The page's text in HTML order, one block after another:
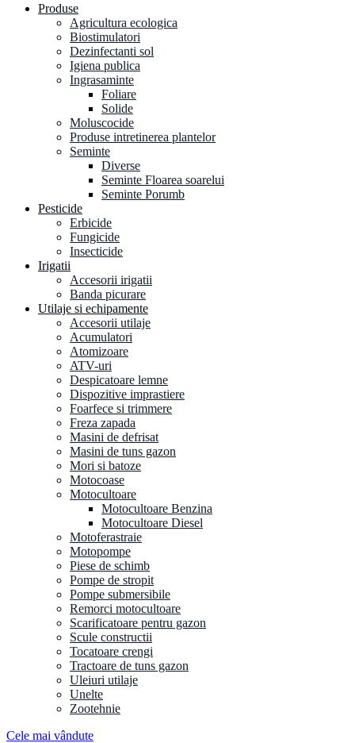
Produse
Agricultura ecologica
Biostimulatori
Dezinfectanti sol
Igiena publica
Ingrasaminte
Foliare
Solide
Moluscocide
Produse intretinerea plantelor
Seminte
Diverse
Seminte Floarea soarelui
Seminte Porumb
Pesticide
Erbicide
Fungicide
Insecticide
Irigatii
Accesorii irigatii
Banda picurare
Utilaje si echipamente
Accesorii utilaje
Acumulatori
Atomizoare
ATV-uri
Despicatoare lemne
Dispozitive imprastiere
Foarfece si trimmere
Freza zapada
Masini de defrisat
Masini de tuns gazon
Mori si batoze
Motocoase
Motocultoare
Motocultoare Benzina
Motocultoare Diesel
Motoferastraie
Motopompe
Piese de schimb
Pompe de stropit
Pompe submersibile
Remorci motocultoare
Scarificatoare pentru gazon
Scule constructii
Tocatoare crengi
Tractoare de tuns gazon
Uleiuri utilaje
Unelte
Zootehnie
Cele mai vândute